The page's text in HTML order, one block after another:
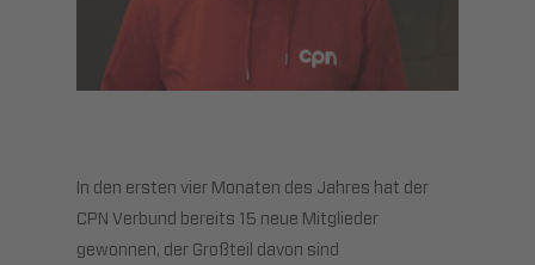
In den ersten vier Monaten des Jahres hat der
CPN Verbund bereits 15 neue Mitglieder
gewonnen, der Großteil davon sind